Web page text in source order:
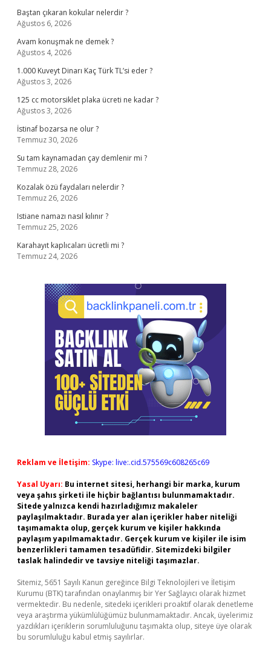
Baştan çıkaran kokular nelerdir ?
Ağustos 6, 2026
Avam konuşmak ne demek ?
Ağustos 4, 2026
1.000 Kuveyt Dinarı Kaç Türk TL’si eder ?
Ağustos 3, 2026
125 cc motorsiklet plaka ücreti ne kadar ?
Ağustos 3, 2026
İstinaf bozarsa ne olur ?
Temmuz 30, 2026
Su tam kaynamadan çay demlenir mi ?
Temmuz 28, 2026
Kozalak özü faydaları nelerdir ?
Temmuz 26, 2026
Istiane namazı nasıl kılınır ?
Temmuz 25, 2026
Karahayıt kaplıcaları ücretli mi ?
Temmuz 24, 2026
Reklam ve İletişim: Skype: live:.cid.575569c608265c69
Yasal Uyarı: Bu internet sitesi, herhangi bir marka, kurum
veya şahıs şirketi ile hiçbir bağlantısı bulunmamaktadır.
Sitede yalnızca kendi hazırladığımız makaleler
paylaşılmaktadır. Burada yer alan içerikler haber niteliği
taşımamakta olup, gerçek kurum ve kişiler hakkında
paylaşım yapılmamaktadır. Gerçek kurum ve kişiler ile isim
benzerlikleri tamamen tesadüfidir. Sitemizdeki bilgiler
taslak halindedir ve tavsiye niteliği taşımazlar.
Sitemiz, 5651 Sayılı Kanun gereğince Bilgi Teknolojileri ve İletişim
Kurumu (BTK) tarafından onaylanmış bir Yer Sağlayıcı olarak hizmet
vermektedir. Bu nedenle, sitedeki içerikleri proaktif olarak denetleme
veya araştırma yükümlülüğümüz bulunmamaktadır. Ancak, üyelerimiz
yazdıkları içeriklerin sorumluluğunu taşımakta olup, siteye üye olarak
bu sorumluluğu kabul etmiş sayılırlar.